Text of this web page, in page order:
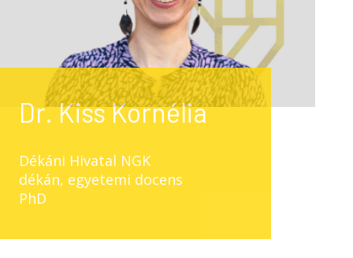
Dr. Kiss Kornélia
Dékáni Hivatal NGK
dékán, egyetemi docens
PhD